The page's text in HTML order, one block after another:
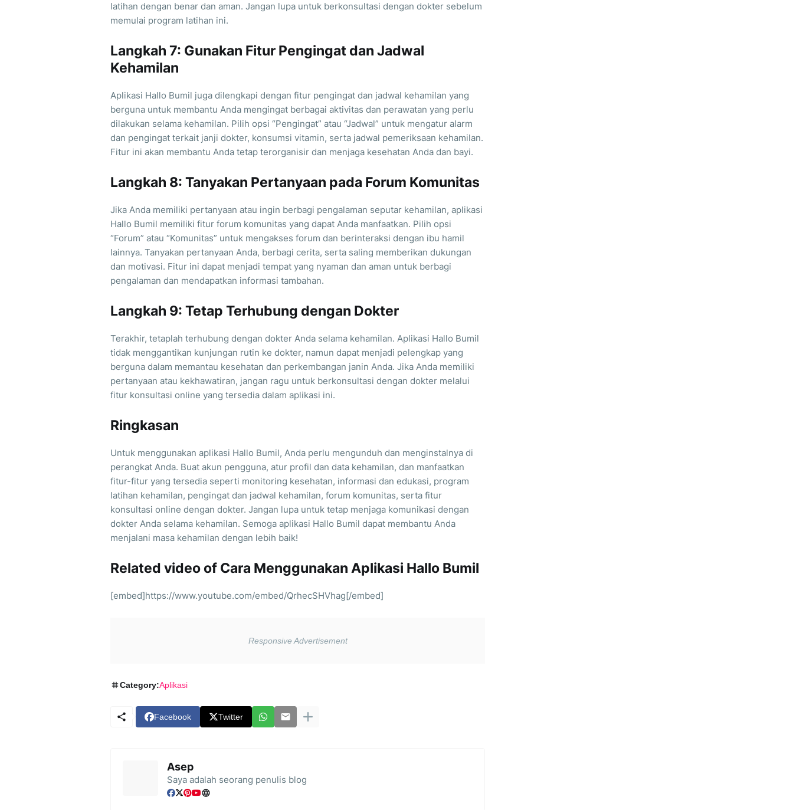
latihan dengan benar dan aman. Jangan lupa untuk berkonsultasi dengan dokter sebelum
memulai program latihan ini.
Langkah 7: Gunakan Fitur Pengingat dan Jadwal
Kehamilan
Aplikasi Hallo Bumil juga dilengkapi dengan fitur pengingat dan jadwal kehamilan yang
berguna untuk membantu Anda mengingat berbagai aktivitas dan perawatan yang perlu
dilakukan selama kehamilan. Pilih opsi “Pengingat” atau “Jadwal” untuk mengatur alarm
dan pengingat terkait janji dokter, konsumsi vitamin, serta jadwal pemeriksaan kehamilan.
Fitur ini akan membantu Anda tetap terorganisir dan menjaga kesehatan Anda dan bayi.
Langkah 8: Tanyakan Pertanyaan pada Forum Komunitas
Jika Anda memiliki pertanyaan atau ingin berbagi pengalaman seputar kehamilan, aplikasi
Hallo Bumil memiliki fitur forum komunitas yang dapat Anda manfaatkan. Pilih opsi
“Forum” atau “Komunitas” untuk mengakses forum dan berinteraksi dengan ibu hamil
lainnya. Tanyakan pertanyaan Anda, berbagi cerita, serta saling memberikan dukungan
dan motivasi. Fitur ini dapat menjadi tempat yang nyaman dan aman untuk berbagi
pengalaman dan mendapatkan informasi tambahan.
Langkah 9: Tetap Terhubung dengan Dokter
Terakhir, tetaplah terhubung dengan dokter Anda selama kehamilan. Aplikasi Hallo Bumil
tidak menggantikan kunjungan rutin ke dokter, namun dapat menjadi pelengkap yang
berguna dalam memantau kesehatan dan perkembangan janin Anda. Jika Anda memiliki
pertanyaan atau kekhawatiran, jangan ragu untuk berkonsultasi dengan dokter melalui
fitur konsultasi online yang tersedia dalam aplikasi ini.
Ringkasan
Untuk menggunakan aplikasi Hallo Bumil, Anda perlu mengunduh dan menginstalnya di
perangkat Anda. Buat akun pengguna, atur profil dan data kehamilan, dan manfaatkan
fitur-fitur yang tersedia seperti monitoring kesehatan, informasi dan edukasi, program
latihan kehamilan, pengingat dan jadwal kehamilan, forum komunitas, serta fitur
konsultasi online dengan dokter. Jangan lupa untuk tetap menjaga komunikasi dengan
dokter Anda selama kehamilan. Semoga aplikasi Hallo Bumil dapat membantu Anda
menjalani masa kehamilan dengan lebih baik!
Related video of Cara Menggunakan Aplikasi Hallo Bumil
[embed]https://www.youtube.com/embed/QrhecSHVhag[/embed]
Category:Aplikasi
Facebook Twitter
Asep
Saya adalah seorang penulis blog